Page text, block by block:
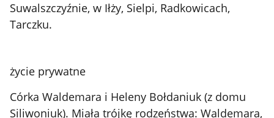
Suwalszczyźnie, w Iłży, Sielpi, Radkowicach,
Tarczku.
życie prywatne
Córka Waldemara i Heleny Bołdaniuk (z domu
Siliwoniuk). Miała trójkę rodzeństwa: Waldemara,